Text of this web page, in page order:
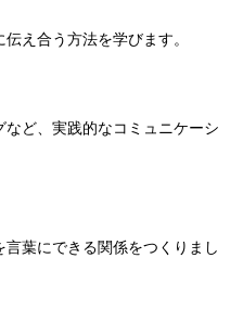
え合う方法を学びます。
ど、実践的なコミュニケーシ
葉にできる関係をつくりまし